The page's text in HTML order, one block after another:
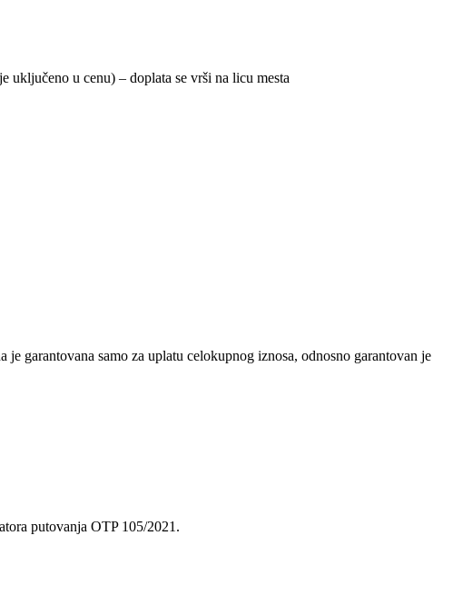
uključeno u cenu) – doplata se vrši na licu mesta
je garantovana samo za uplatu celokupnog iznosa, odnosno garantovan je
putovanja OTP 105/2021.